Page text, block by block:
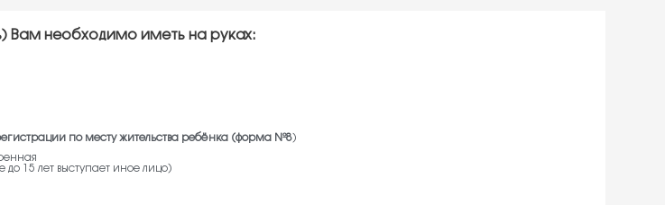
Вам необходимо иметь на руках:
регистрации по месту жительства ребёнка (форма №8)
до 15 лет выступает иное лицо)